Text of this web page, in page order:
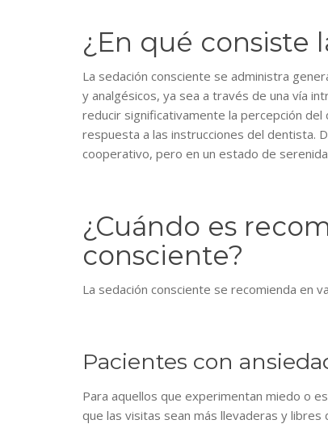
¿En qué consiste
La sedación consciente se administra
y analgésicos, ya sea a través de una vía
reducir significativamente la percepción
respuesta a las instrucciones del dentista.
cooperativo, pero en un estado de
¿Cuándo es
consciente?
La sedación consciente se recomienda en
Pacientes con
Para aquellos que experimentan miedo o
que las visitas sean más llevaderas y libres